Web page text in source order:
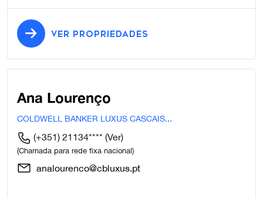
VER PROPRIEDADES
Ana Lourenço
COLDWELL BANKER LUXUS CASCAIS...
(+351) 21134**** (Ver)
(Chamada para rede fixa nacional)
analourenco@cbluxus.pt